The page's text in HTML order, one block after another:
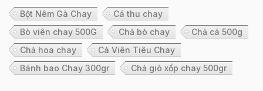
Bột Nêm Gà Chay
Cá thu chay
Bò viên chay 500G
Chả bò chay
Chả cá 500g
Chả hoa chay
Cá Viên Tiêu Chay
Bánh bao Chay 300gr
Chả giò xốp chay 500gr